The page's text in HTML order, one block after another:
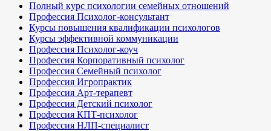
Полный курс психологии семейных отношений
Профессия Психолог-консультант
Курсы повышения квалификации психологов
Курсы эффективной коммуникации
Профессия Психолог-коуч
Профессия Корпоративный психолог
Профессия Семейный психолог
Профессия Игропрактик
Профессия Арт-терапевт
Профессия Детский психолог
Профессия КПТ-психолог
Профессия НЛП-специалист